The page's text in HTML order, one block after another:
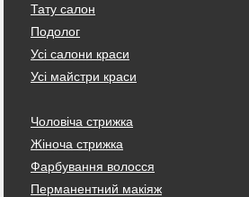
Тату салон
Подолог
Усі салони краси
Усі майстри краси
Чоловіча стрижка
Жіноча стрижка
Фарбування волосся
Перманентний макіяж